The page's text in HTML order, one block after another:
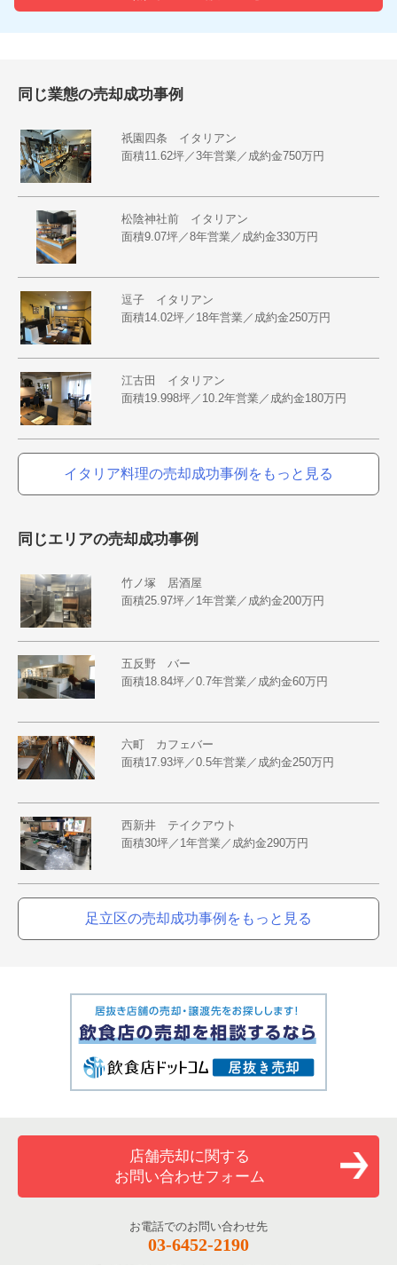
同じ業態の売却成功事例
祇園四条 イタリアン
面積11.62坪／3年営業／成約金750万円
松陰神社前 イタリアン
面積9.07坪／8年営業／成約金330万円
逗子 イタリアン
面積14.02坪／18年営業／成約金250万円
江古田 イタリアン
面積19.998坪／10.2年営業／成約金180万円
イタリア料理の売却成功事例をもっと見る
同じエリアの売却成功事例
竹ノ塚 居酒屋
面積25.97坪／1年営業／成約金200万円
五反野 バー
面積18.84坪／0.7年営業／成約金60万円
六町 カフェバー
面積17.93坪／0.5年営業／成約金250万円
西新井 テイクアウト
面積30坪／1年営業／成約金290万円
足立区の売却成功事例をもっと見る
店舗売却に関する
お問い合わせフォーム
お電話でのお問い合わせ先
03-6452-2190